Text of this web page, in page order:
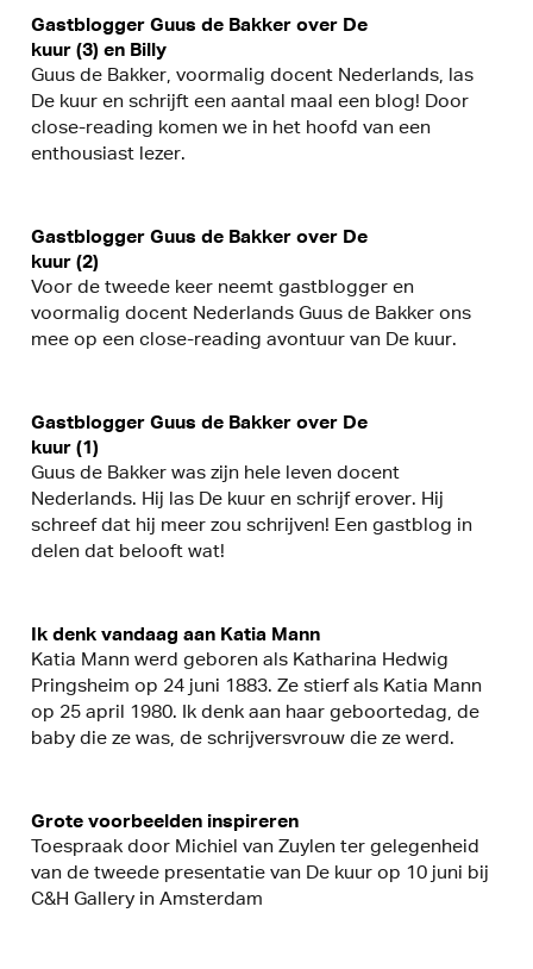
Gastblogger Guus de Bakker over De
kuur (3) en Billy
Guus de Bakker, voormalig docent Nederlands, las
De kuur en schrijft een aantal maal een blog! Door
close-reading komen we in het hoofd van een
enthousiast lezer.
Gastblogger Guus de Bakker over De
kuur (2)
Voor de tweede keer neemt gastblogger en
voormalig docent Nederlands Guus de Bakker ons
mee op een close-reading avontuur van De kuur.
Gastblogger Guus de Bakker over De
kuur (1)
Guus de Bakker was zijn hele leven docent
Nederlands. Hij las De kuur en schrijf erover. Hij
schreef dat hij meer zou schrijven! Een gastblog in
delen dat belooft wat!
Ik denk vandaag aan Katia Mann
Katia Mann werd geboren als Katharina Hedwig
Pringsheim op 24 juni 1883. Ze stierf als Katia Mann
op 25 april 1980. Ik denk aan haar geboortedag, de
baby die ze was, de schrijversvrouw die ze werd.
Grote voorbeelden inspireren
Toespraak door Michiel van Zuylen ter gelegenheid
van de tweede presentatie van De kuur op 10 juni bij
C&H Gallery in Amsterdam